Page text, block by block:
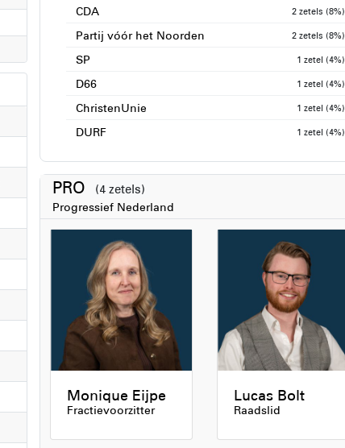
CDA 2 zetels (8%)
Partij vóór het Noorden 2 zetels (8%)
SP 1 zetel (4%)
D66 1 zetel (4%)
ChristenUnie 1 zetel (4%)
DURF 1 zetel (4%)
PRO (4 zetels)
Progressief Nederland
Monique Eijpe
Fractievoorzitter
Lucas Bolt
Raadslid